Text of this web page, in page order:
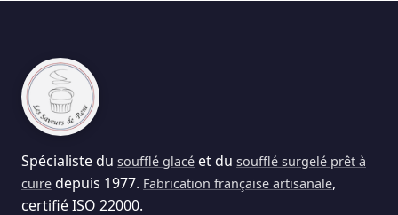
Spécialiste du soufflé glacé et du soufflé surgelé prêt à
cuire depuis 1977. Fabrication française artisanale,
certifié ISO 22000.